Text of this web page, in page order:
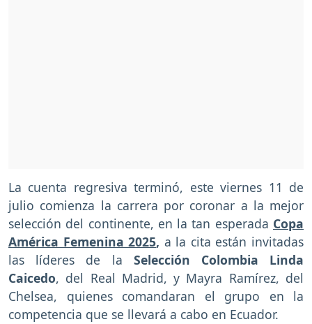
La cuenta regresiva terminó, este viernes 11 de
julio comienza la carrera por coronar a la mejor
selección del continente, en la tan esperada Copa
América Femenina 2025, a la cita están invitadas
las líderes de la Selección Colombia Linda
Caicedo, del Real Madrid, y Mayra Ramírez, del
Chelsea, quienes comandaran el grupo en la
competencia que se llevará a cabo en Ecuador.